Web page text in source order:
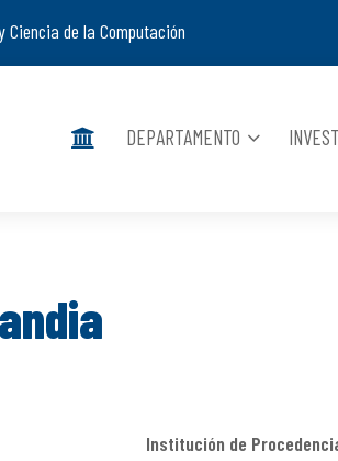
Ciencia de la Computación
DEPARTAMENTO
Institución de